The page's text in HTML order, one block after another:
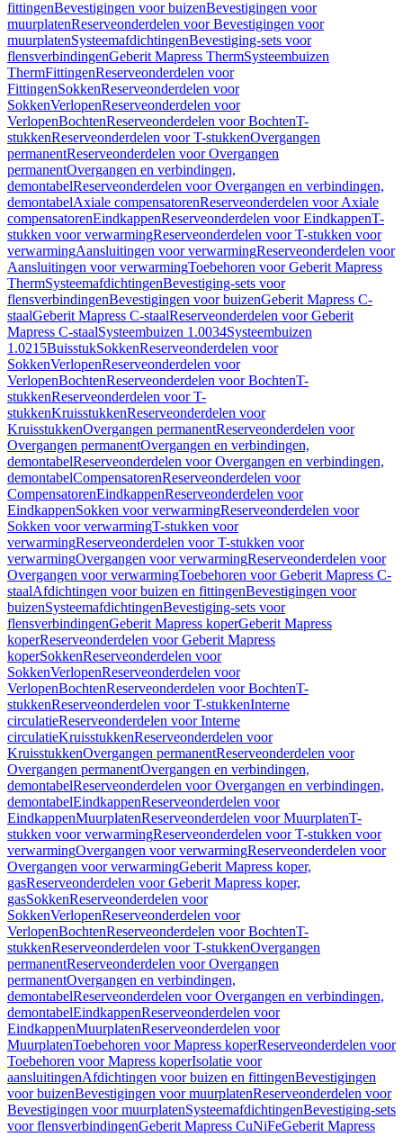
fittingenBevestigingen voor buizenBevestigingen voor
muurplatenReserveonderdelen voor Bevestigingen voor
muurplatenSysteemafdichtingenBevestiging-sets voor
flensverbindingenGeberit Mapress ThermSysteembuizen
ThermFittingenReserveonderdelen voor
FittingenSokkenReserveonderdelen voor
SokkenVerlopenReserveonderdelen voor
VerlopenBochtenReserveonderdelen voor BochtenT-
stukkenReserveonderdelen voor T-stukkenOvergangen
permanentReserveonderdelen voor Overgangen
permanentOvergangen en verbindingen,
demontabelReserveonderdelen voor Overgangen en verbindingen,
demontabelAxiale compensatorenReserveonderdelen voor Axiale
compensatorenEindkappenReserveonderdelen voor EindkappenT-
stukken voor verwarmingReserveonderdelen voor T-stukken voor
verwarmingAansluitingen voor verwarmingReserveonderdelen voor
Aansluitingen voor verwarmingToebehoren voor Geberit Mapress
ThermSysteemafdichtingenBevestiging-sets voor
flensverbindingenBevestigingen voor buizenGeberit Mapress C-
staalGeberit Mapress C-staalReserveonderdelen voor Geberit
Mapress C-staalSysteembuizen 1.0034Systeembuizen
1.0215BuisstukSokkenReserveonderdelen voor
SokkenVerlopenReserveonderdelen voor
VerlopenBochtenReserveonderdelen voor BochtenT-
stukkenReserveonderdelen voor T-
stukkenKruisstukkenReserveonderdelen voor
KruisstukkenOvergangen permanentReserveonderdelen voor
Overgangen permanentOvergangen en verbindingen,
demontabelReserveonderdelen voor Overgangen en verbindingen,
demontabelCompensatorenReserveonderdelen voor
CompensatorenEindkappenReserveonderdelen voor
EindkappenSokken voor verwarmingReserveonderdelen voor
Sokken voor verwarmingT-stukken voor
verwarmingReserveonderdelen voor T-stukken voor
verwarmingOvergangen voor verwarmingReserveonderdelen voor
Overgangen voor verwarmingToebehoren voor Geberit Mapress C-
staalAfdichtingen voor buizen en fittingenBevestigingen voor
buizenSysteemafdichtingenBevestiging-sets voor
flensverbindingenGeberit Mapress koperGeberit Mapress
koperReserveonderdelen voor Geberit Mapress
koperSokkenReserveonderdelen voor
SokkenVerlopenReserveonderdelen voor
VerlopenBochtenReserveonderdelen voor BochtenT-
stukkenReserveonderdelen voor T-stukkenInterne
circulatieReserveonderdelen voor Interne
circulatieKruisstukkenReserveonderdelen voor
KruisstukkenOvergangen permanentReserveonderdelen voor
Overgangen permanentOvergangen en verbindingen,
demontabelReserveonderdelen voor Overgangen en verbindingen,
demontabelEindkappenReserveonderdelen voor
EindkappenMuurplatenReserveonderdelen voor MuurplatenT-
stukken voor verwarmingReserveonderdelen voor T-stukken voor
verwarmingOvergangen voor verwarmingReserveonderdelen voor
Overgangen voor verwarmingGeberit Mapress koper,
gasReserveonderdelen voor Geberit Mapress koper,
gasSokkenReserveonderdelen voor
SokkenVerlopenReserveonderdelen voor
VerlopenBochtenReserveonderdelen voor BochtenT-
stukkenReserveonderdelen voor T-stukkenOvergangen
permanentReserveonderdelen voor Overgangen
permanentOvergangen en verbindingen,
demontabelReserveonderdelen voor Overgangen en verbindingen,
demontabelEindkappenReserveonderdelen voor
EindkappenMuurplatenReserveonderdelen voor
MuurplatenToebehoren voor Mapress koperReserveonderdelen voor
Toebehoren voor Mapress koperIsolatie voor
aansluitingenAfdichtingen voor buizen en fittingenBevestigingen
voor buizenBevestigingen voor muurplatenReserveonderdelen voor
Bevestigingen voor muurplatenSysteemafdichtingenBevestiging-sets
voor flensverbindingenGeberit Mapress CuNiFeGeberit Mapress